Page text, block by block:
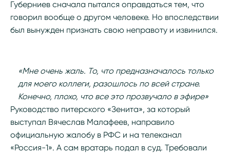
Губерниев сначала пытался оправдаться тем, что
говорил вообще о другом человеке. Но впоследствии
был вынужден признать свою неправоту и извинился.
«Мне очень жаль. То, что предназначалось только
для моего коллеги, разошлось по всей стране.
Конечно, плохо, что все это прозвучало в эфире»
Руководство питерского «Зенита», за который
выступал Вячеслав Малафеев, направило
официальную жалобу в РФС и на телеканал
«Россия-1». А сам вратарь подал в суд. Требовали